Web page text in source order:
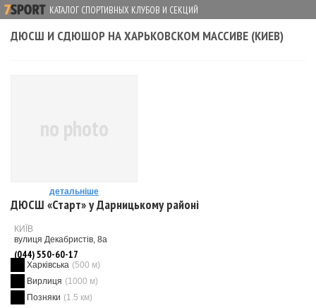
КАТАЛОГ СПОРТИВНЫХ КЛУБОВ И СЕКЦИЙ
ДЮСШ И СДЮШОР НА ХАРЬКОВСКОМ МАССИВЕ (КИЕВ)
no photo
детальніше
ДЮСШ «Старт» у Дарницькому районі
КИЇВ
вулиця Декабристів, 8а
(044) 550-60-17
Харківська (500 м)
Вирлиця (1000 м)
Позняки (1.5 км)